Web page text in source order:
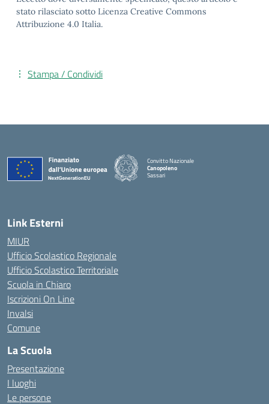
stato rilasciato sotto Licenza Creative Commons
Attribuzione 4.0 Italia.
Stampa / Condividi
Convitto Nazionale
Canopoleno
Sassari
Link Esterni
MIUR
Ufficio Scolastico Regionale
Ufficio Scolastico Territoriale
Scuola in Chiaro
Iscrizioni On Line
Invalsi
Comune
La Scuola
Presentazione
I luoghi
Le persone